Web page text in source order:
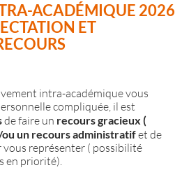
ACADÉMIQUE 2026
ET
intra-académique vous
compliquée, il est
de faire un recours gracieux (
un recours administratifet de
vous représenter ( possibilité
en priorité).